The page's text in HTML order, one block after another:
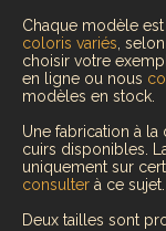
Chaque modèle
coloris variés ,
choisir votre
en ligne ou nous
modèles en stock.
Une fabrication à
cuirs disponibles.
uniquement sur
consulter à ce sujet.
Deux tailles sont